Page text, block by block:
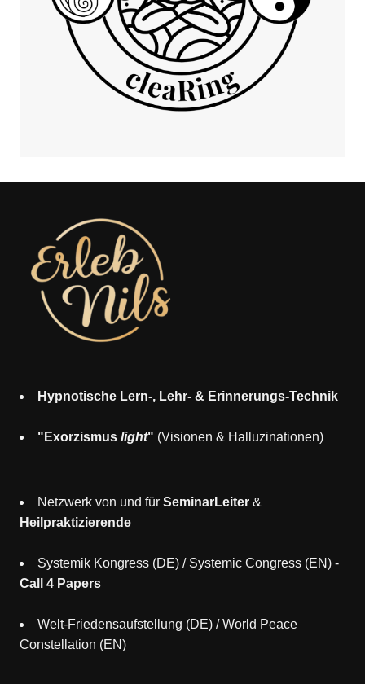
Hypnotische Lern-, Lehr- & Erinnerungs-Technik
"Exorzismus light" (Visionen & Halluzinationen)
Netzwerk von und für SeminarLeiter&
Heilpraktizierende
Systemik Kongress (DE)/ Systemic Congress (EN)-
Call 4 Papers
Welt-Friedensaufstellung (DE)/World Peace
Constellation (EN)